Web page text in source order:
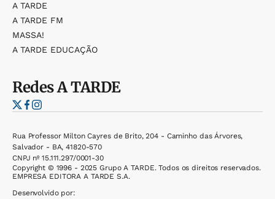
A TARDE
A TARDE FM
MASSA!
A TARDE EDUCAÇÃO
RedesA TARDE
Rua Professor Milton Cayres de Brito, 204 - Caminho das Árvores,
Salvador - BA, 41820-570
CNPJ nº 15.111.297/0001-30
Copyright © 1996 - 2025 Grupo A TARDE. Todos os direitos reservados.
EMPRESA EDITORA A TARDE S.A.
Desenvolvido por: